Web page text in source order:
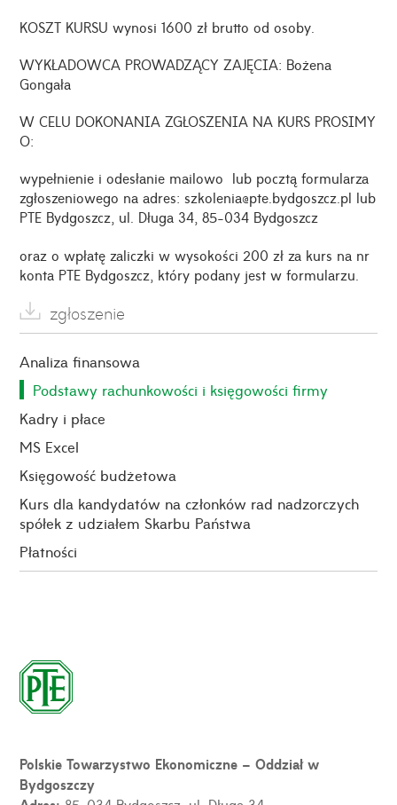
KOSZT KURSU wynosi 1600 zł brutto od osoby.
WYKŁADOWCA PROWADZĄCY ZAJĘCIA: Bożena
Gongała
W CELU DOKONANIA ZGŁOSZENIA NA KURS PROSIMY
O:
wypełnienie i odesłanie mailowo lub pocztą formularza
zgłoszeniowego na adres: szkolenia@pte.bydgoszcz.pl lub
PTE Bydgoszcz, ul. Długa 34, 85-034 Bydgoszcz
oraz o wpłatę zaliczki w wysokości 200 zł za kurs na nr
konta PTE Bydgoszcz, który podany jest w formularzu.
zgłoszenie
Analiza finansowa
Podstawy rachunkowości i księgowości firmy
Kadry i płace
MS Excel
Księgowość budżetowa
Kurs dla kandydatów na członków rad nadzorczych
spółek z udziałem Skarbu Państwa
Płatności
Polskie Towarzystwo Ekonomiczne – Oddział w
Bydgoszczy